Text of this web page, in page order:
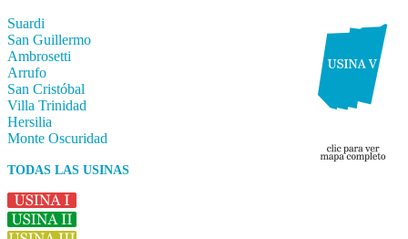
Suardi
San Guillermo
Ambrosetti
Arrufo
San Cristóbal
Villa Trinidad
Hersilia
Monte Oscuridad
TODAS LAS USINAS